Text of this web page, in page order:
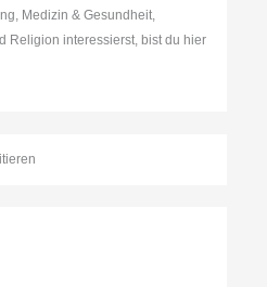
Medizin & Gesundheit,
Religion interessierst, bist du hier